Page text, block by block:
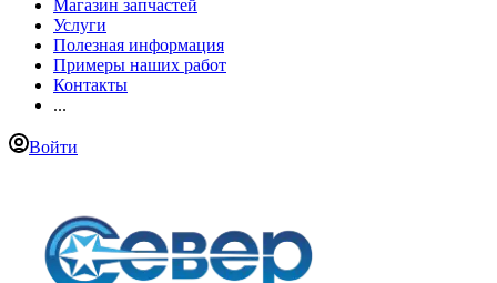
Магазин запчастей
Услуги
Полезная информация
Примеры наших работ
Контакты
...
Войти